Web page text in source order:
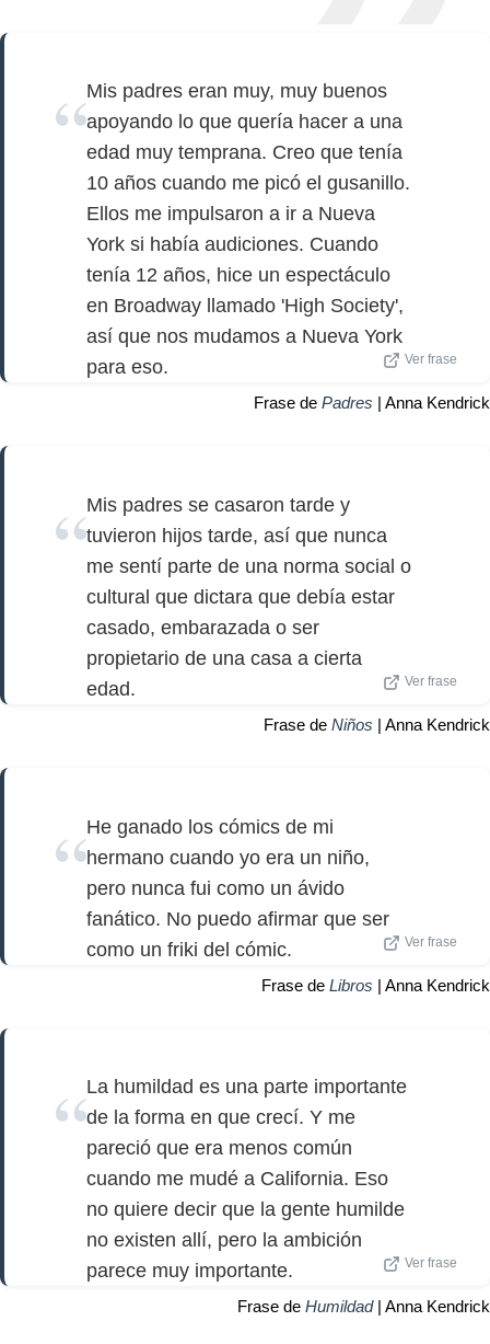
Mis padres eran muy, muy buenos
apoyando lo que quería hacer a una
edad muy temprana. Creo que tenía
10 años cuando me picó el gusanillo.
Ellos me impulsaron a ir a Nueva
York si había audiciones. Cuando
tenía 12 años, hice un espectáculo
en Broadway llamado 'High Society',
así que nos mudamos a Nueva York
para eso.
Ver frase
Frase de Padres | Anna Kendrick
Mis padres se casaron tarde y
tuvieron hijos tarde, así que nunca
me sentí parte de una norma social o
cultural que dictara que debía estar
casado, embarazada o ser
propietario de una casa a cierta
edad.
Ver frase
Frase de Niños | Anna Kendrick
He ganado los cómics de mi
hermano cuando yo era un niño,
pero nunca fui como un ávido
fanático. No puedo afirmar que ser
como un friki del cómic.
Ver frase
Frase de Libros | Anna Kendrick
La humildad es una parte importante
de la forma en que crecí. Y me
pareció que era menos común
cuando me mudé a California. Eso
no quiere decir que la gente humilde
no existen allí, pero la ambición
parece muy importante.
Ver frase
Frase de Humildad| Anna Kendrick